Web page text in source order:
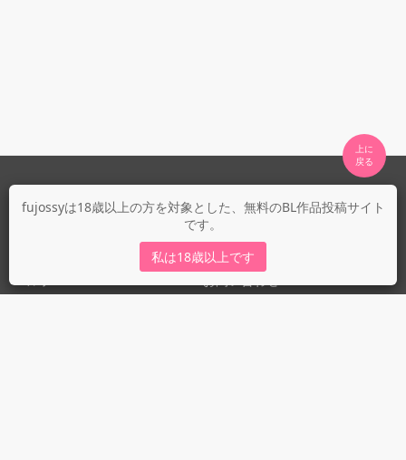
fujossyは18歳以上の方を対象とした、無料のBL作品投稿サイト
です。
私は18歳以上です
上に
fujossyについて
fujossy運営ブログ